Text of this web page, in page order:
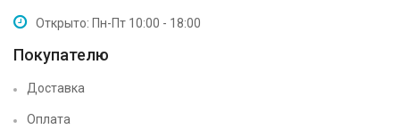
Открыто: Пн-Пт 10:00 - 18:00
Покупателю
Доставка
Оплата